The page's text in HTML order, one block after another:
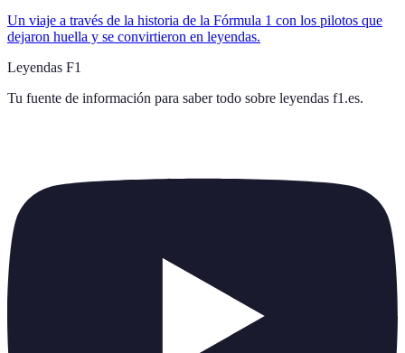
Un viaje a través de la historia de la Fórmula 1 con los pilotos que
dejaron huella y se convirtieron en leyendas.
Leyendas F1
Tu fuente de información para saber todo sobre leyendas f1.es.